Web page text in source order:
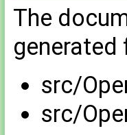
The
src/
src/